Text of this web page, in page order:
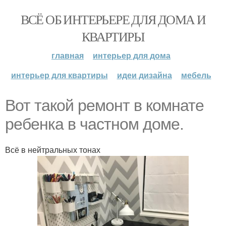
ВСЁ ОБ ИНТЕРЬЕРЕ ДЛЯ ДОМА И
КВАРТИРЫ
главная
интерьер для дома
интерьер для квартиры
идеи дизайна мебель
Вот такой ремонт в комнате
ребенка в частном доме.
Всё в нейтральных тонах